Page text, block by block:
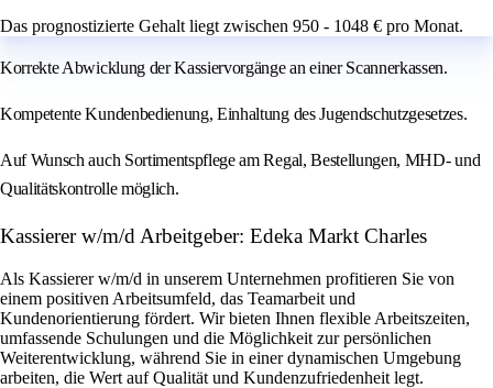
Das prognostizierte Gehalt liegt zwischen 950 - 1048 € pro Monat.
Korrekte Abwicklung der Kassiervorgänge an einer Scannerkassen.
Kompetente Kundenbedienung, Einhaltung des Jugendschutzgesetzes.
Auf Wunsch auch Sortimentspflege am Regal, Bestellungen, MHD- und
Qualitätskontrolle möglich.
Kassierer w/m/d Arbeitgeber: Edeka Markt Charles
Als Kassierer w/m/d in unserem Unternehmen profitieren Sie von
einem positiven Arbeitsumfeld, das Teamarbeit und
Kundenorientierung fördert. Wir bieten Ihnen flexible Arbeitszeiten,
umfassende Schulungen und die Möglichkeit zur persönlichen
Weiterentwicklung, während Sie in einer dynamischen Umgebung
arbeiten, die Wert auf Qualität und Kundenzufriedenheit legt.